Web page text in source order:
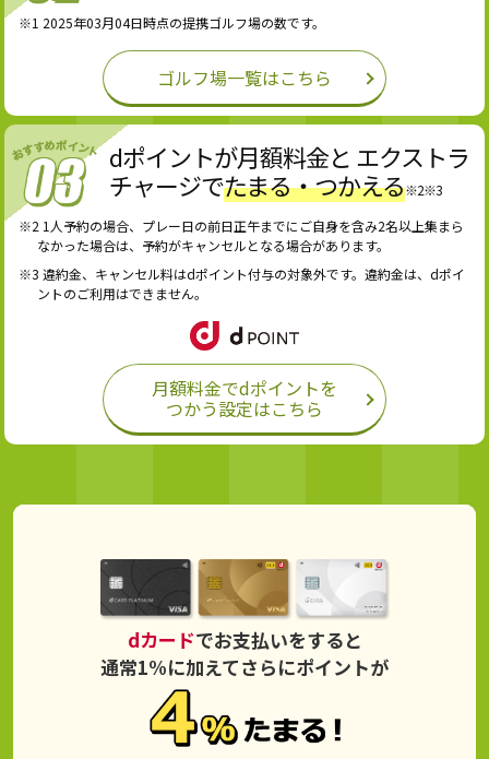
※1 2025年03月04日時点の提携ゴルフ場の数です。
ゴルフ場一覧はこちら
dポイントが月額料金と エクストラ
チャージでたまる・つかえる※2※3
※2 1人予約の場合、プレー日の前日正午までにご自身を含み2名以上集まら
なかった場合は、予約がキャンセルとなる場合があります。
※3 違約金、キャンセル料はdポイント付与の対象外です。違約金は、dポイ
ントのご利用はできません。
月額料金でdポイントを
つかう設定はこちら
dカードでお支払いをすると
通常1%に加えてさらにポイントが